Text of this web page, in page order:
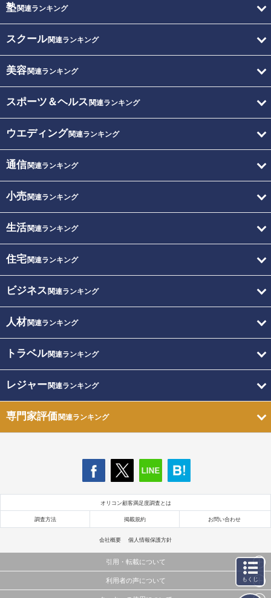
塾関連ランキング
スクール関連ランキング
美容関連ランキング
スポーツ＆ヘルス 関連ランキング
ウエディング関連ランキング
通信関連ランキング
小売関連ランキング
生活関連ランキング
住宅関連ランキング
ビジネス 関連ランキング
人材関連ランキング
トラベル関連ランキング
レジャー関連ランキング
専門家評価関連ランキング
オリコン顧客満足度調査とは
調査方法 掲載規約 お問い合わせ
会社概要 個人情報保護方針
引用・転載について
当サイトで公開されている情報（文字、写真、イラスト、画像データ等）及びこれらの配置・
利用者の声について もくじ